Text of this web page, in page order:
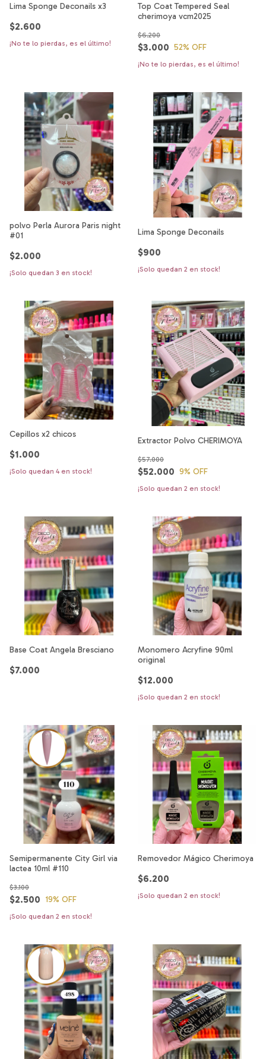
Lima Sponge Deconails x3
$2.600
¡No te lo pierdas, es el último!
Top Coat Tempered Seal
cherimoya vcm2025
$3.000
$6.200
52% OFF
¡No te lo pierdas, es el último!
polvo Perla Aurora Paris night
#01
$2.000
¡Solo quedan 3 en stock!
Lima Sponge Deconails
$900
¡Solo quedan 2 en stock!
Cepillos x2 chicos
$1.000
¡Solo quedan 4en stock!
Extractor Polvo CHERIMOYA
$52.000
$57.000
9% OFF
¡Solo quedan 2 en stock!
Base Coat Angela Bresciano
$7.000
Monomero Acryfine 90ml
original
$12.000
¡Solo quedan 2 en stock!
Semipermanente City Girl via
lactea 10ml #110
$2.500
$3.100
19% OFF
¡Solo quedan 2 en stock!
Removedor Mágico Cherimoya
$6.200
¡Solo quedan 2 en stock!